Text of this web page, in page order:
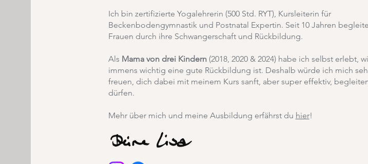
Ich bin zertifizierte Yogalehrerin (500 Std. RYT), Kursleiterin für
Beckenbodengymnastik und Postnatal Expertin. Seit 10 Jahren
Frauen durch ihre Schwangerschaft und Rückbildung.
Als Mama von drei Kindern(2018, 2020 & 2024) habe ich selbst erlebt,
immens wichtig eine gute Rückbildung ist. Deshalb würde ich mich
freuen, dich dabei mit meinem Kurs sanft, aber super effektiv,
dürfen.
Mehr über mich und meine Ausbildung erfährst du hier!